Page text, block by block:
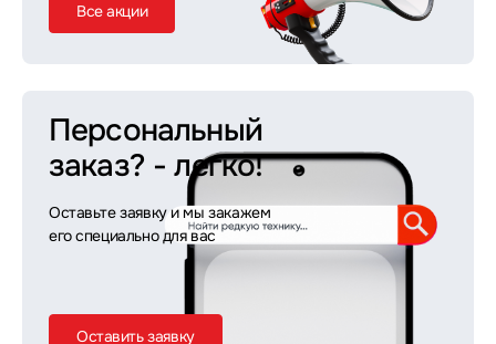
Все акции
Персональный
заказ? - легко!
Оставьте заявку и мы закажем
его специально для вас
Оставить заявку